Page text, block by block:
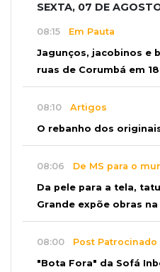
SEXTA, 07 DE
08:15 Em Pauta
Jagunços, jacobinos e
ruas de Corumbá em
08:10 Artigos
O rebanho dos
08:06 De MS para o
Da pele para a tela,
Grande expõe obras
08:00 Post Patrocinado
"Bota Fora" da Sofá